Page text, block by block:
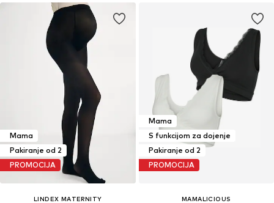
Mama
Pakiranje od 2
PROMOCIJA
LINDEX MATERNITY
Mama
S funkcijom za dojenje
Pakiranje od 2
PROMOCIJA
MAMALICIOUS